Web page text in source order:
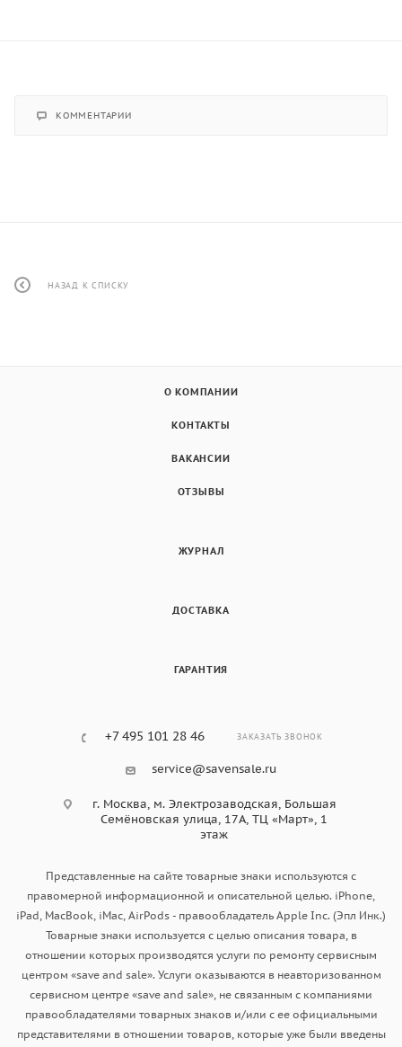
КОММЕНТАРИИ
НАЗАД К СПИСКУ
О КОМПАНИИ
КОНТАКТЫ
ВАКАНСИИ
ОТЗЫВЫ
ЖУРНАЛ
ДОСТАВКА
ГАРАНТИЯ
+7 495 101 28 46 ЗАКАЗАТЬ ЗВОНОК
service@savensale.ru
г. Москва, ​м. Электрозаводская, Большая
Семёновская улица, 17А, ТЦ «Март», 1
этаж
Представленные на сайте товарные знаки используются с
правомерной информационной и описательной целью. iPhone,
iPad, MacBook, iMac, AirPods - правообладатель Apple Inc. (Эпл Инк.)
Товарные знаки используется с целью описания товара, в
отношении которых производятся услуги по ремонту сервисным
центром «save and sale». Услуги оказываются в неавторизованном
сервисном центре «save and sale», не связанным с компаниями
правообладателями товарных знаков и/или с ее официальными
представителями в отношении товаров, которые уже были введены